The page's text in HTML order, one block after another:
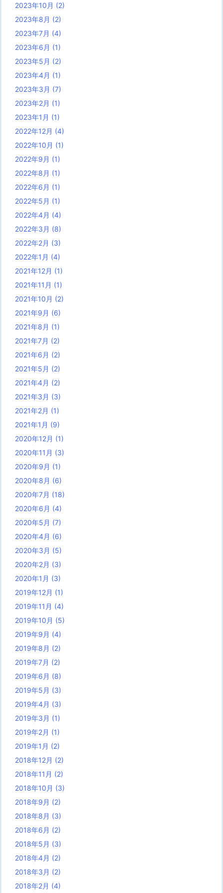
2023年10月 (2)
2023年8月 (2)
2023年7月 (4)
2023年6月 (1)
2023年5月 (2)
2023年4月 (1)
2023年3月 (7)
2023年2月 (1)
2023年1月 (1)
2022年12月 (4)
2022年10月 (1)
2022年9月 (1)
2022年8月 (1)
2022年6月 (1)
2022年5月 (1)
2022年4月 (4)
2022年3月 (8)
2022年2月 (3)
2022年1月 (4)
2021年12月 (1)
2021年11月 (1)
2021年10月 (2)
2021年9月 (6)
2021年8月 (1)
2021年7月 (2)
2021年6月 (2)
2021年5月 (2)
2021年4月 (2)
2021年3月 (3)
2021年2月 (1)
2021年1月 (9)
2020年12月 (1)
2020年11月 (3)
2020年9月 (1)
2020年8月 (6)
2020年7月 (18)
2020年6月 (4)
2020年5月 (7)
2020年4月 (6)
2020年3月 (5)
2020年2月 (3)
2020年1月 (3)
2019年12月 (1)
2019年11月 (4)
2019年10月 (5)
2019年9月 (4)
2019年8月 (2)
2019年7月 (2)
2019年6月 (8)
2019年5月 (3)
2019年4月 (3)
2019年3月 (1)
2019年2月 (1)
2019年1月 (2)
2018年12月 (2)
2018年11月 (2)
2018年10月 (3)
2018年9月 (2)
2018年8月 (3)
2018年6月 (2)
2018年5月 (3)
2018年4月 (2)
2018年3月 (2)
2018年2月 (4)